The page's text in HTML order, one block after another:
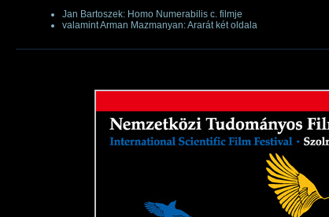
Jan Bartoszek: Homo Numerabilis c. filmje
valamint Arman Mazmanyan: Ararát két oldala